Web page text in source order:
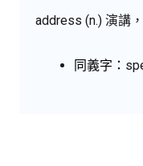
address (n.) 演講
同義字：